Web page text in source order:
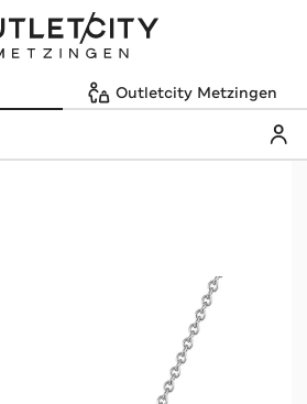
Outletcity Metzingen